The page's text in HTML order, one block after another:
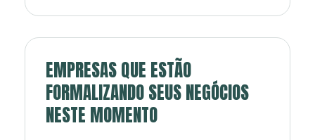
EMPRESAS QUE ESTÃO
FORMALIZANDO SEUS NEGÓCIOS
NESTE MOMENTO